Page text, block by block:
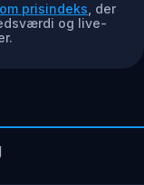
prisindeks , der
og live-